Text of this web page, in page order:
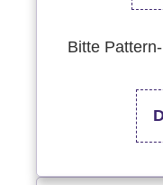
Bitte